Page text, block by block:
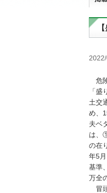
危
「
土交
め、
夫ベ
は、
の在
年5
基準
万全
冒